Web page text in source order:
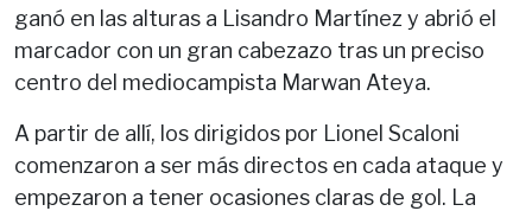
ganó en las alturas a Lisandro Martínez y abrió el
marcador con un gran cabezazo tras un preciso
centro del mediocampista Marwan Ateya.
A partir de allí, los dirigidos por Lionel Scaloni
comenzaron a ser más directos en cada ataque y
empezaron a tener ocasiones claras de gol. La